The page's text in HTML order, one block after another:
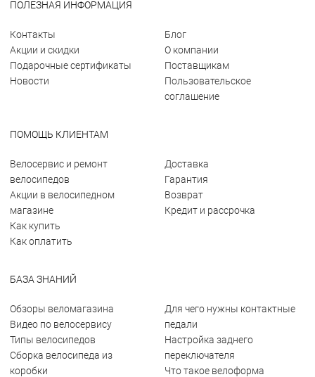
ПОЛЕЗНАЯ ИНФОРМАЦИЯ
Контакты
Акции и скидки
Подарочные сертификаты
Новости
Блог
О компании
Поставщикам
Пользовательское
соглашение
ПОМОЩЬ КЛИЕНТАМ
Велосервис и ремонт
велосипедов
Акции в велосипедном
магазине
Как купить
Как оплатить
Доставка
Гарантия
Возврат
Кредит и рассрочка
БАЗА ЗНАНИЙ
Обзоры веломагазина
Видео по велосервису
Типы велосипедов
Сборка велосипеда из
коробки
Для чего нужны контактные
педали
Настройка заднего
переключателя
Что такое велоформа